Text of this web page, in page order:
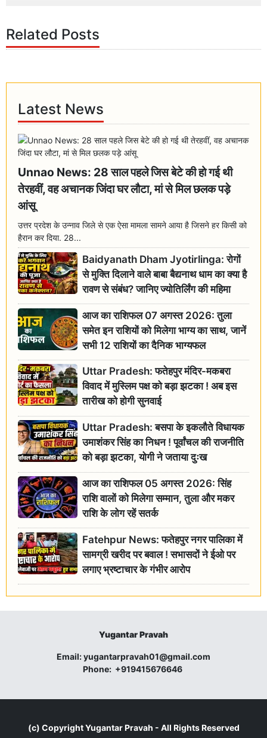
Related Posts
Latest News
Unnao News: 28 साल पहले जिस बेटे की हो गई थी
तेरहवीं, वह अचानक जिंदा घर लौटा, मां से मिल छलक पड़े
आंसू
उत्तर प्रदेश के उन्नाव जिले से एक ऐसा मामला सामने आया है जिसने हर किसी को
हैरान कर दिया. 28...
Baidyanath Dham Jyotirlinga: रोगों
से मुक्ति दिलाने वाले बाबा बैद्यनाथ धाम का क्या है
रावण से संबंध? जानिए ज्योतिर्लिंग की महिमा
आज का राशिफल 07 अगस्त 2026: तुला
समेत इन राशियों को मिलेगा भाग्य का साथ, जानें
सभी 12 राशियों का दैनिक भाग्यफल
Uttar Pradesh: फतेहपुर मंदिर-मकबरा
विवाद में मुस्लिम पक्ष को बड़ा झटका ! अब इस
तारीख को होगी सुनवाई
Uttar Pradesh: बसपा के इकलौते विधायक
उमाशंकर सिंह का निधन ! पूर्वांचल की राजनीति
को बड़ा झटका, योगी ने जताया दुःख
आज का राशिफल 05 अगस्त 2026: सिंह
राशि वालों को मिलेगा सम्मान, तुला और मकर
राशि के लोग रहें सतर्क
Fatehpur News: फतेहपुर नगर पालिका में
सामग्री खरीद पर बवाल ! सभासदों ने ईओ पर
लगाए भ्रष्टाचार के गंभीर आरोप
Yugantar Pravah
Email:yugantarpravah01@gmail.com
Phone: +919415676646
(c) CopyrightYugantar Pravah - All Rights Reserved